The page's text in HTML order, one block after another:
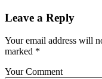
Leave a Reply
Your email address will
marked *
Your Comment